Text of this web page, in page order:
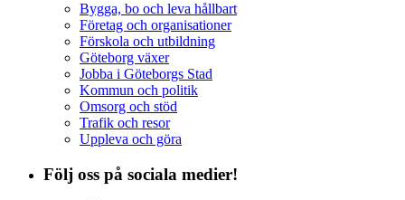
Bygga, bo och leva hållbart
Företag och organisationer
Förskola och utbildning
Göteborg växer
Jobba i Göteborgs Stad
Kommun och politik
Omsorg och stöd
Trafik och resor
Uppleva och göra
Följ oss på sociala medier!